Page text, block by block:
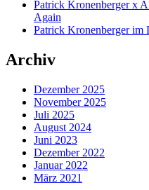
Patrick Kronenberger x
Again
Patrick Kronenberger
Archiv
Dezember 2025
November 2025
Juli 2025
August 2024
Juni 2023
Dezember 2022
Januar 2022
März 2021